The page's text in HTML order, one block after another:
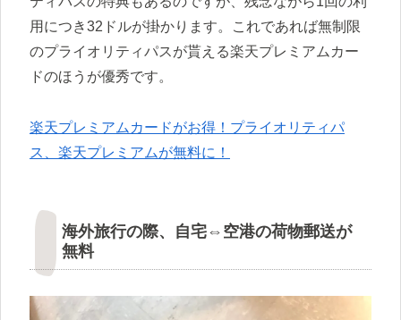
用につき32ドルが掛かります。これであれば無制限
のプライオリティパスが貰える楽天プレミアムカー
ドのほうが優秀です。
楽天プレミアムカードがお得！プライオリティパ
ス、楽天プレミアムが無料に！
海外旅行の際、自宅⇔空港の荷物郵送が
無料